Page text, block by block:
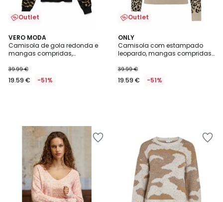
Outlet
VERO MODA
Camisola de gola redonda e
mangas compridas,
39.99 €
19.59 € -51%
Outlet
ONLY
Camisola com estampado
leopardo, mangas compridas,
39.99 €
19.59 € -51%